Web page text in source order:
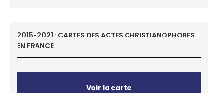
2015-2021 : CARTES DES ACTES CHRISTIANOPHOBES
EN FRANCE
Voir la carte